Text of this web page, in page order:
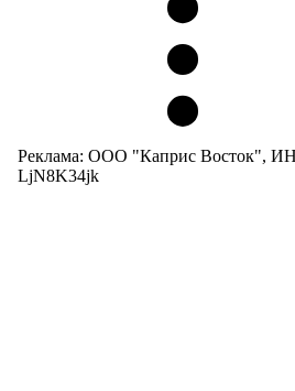
Реклама: ООО "Каприс Восток",
LjN8K34jk